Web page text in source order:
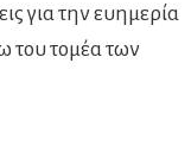
για την ευημερία
του τομέα των